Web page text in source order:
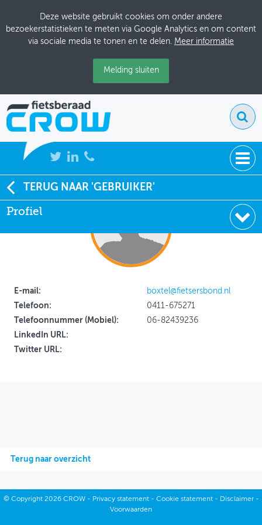
Deze website gebruikt cookies om onder andere
bezoekerstatistieken te meten via Google Analytics en om content
via sociale media te tonen en te delen. Meer informatie
Melding sluiten
NIEUWS
BIJEENKOMSTEN
KENNISBANK
OVER FIETSBERAAD
THEMASITES
MIJN PROFIEL
TERUG NAAR 'GEBRUIKER'
Profiel
Terug naar overzicht
E-mail:
boxtel@fietsersbond.nl
Telefoon:
0411-675271
Telefoonnummer (Mobiel):
06-82439236
LinkedIn URL:
Twitter URL:
© Copyright2026 CROW - Privacy statement- Cookie statement- Disclaimer-
Voorwaarden